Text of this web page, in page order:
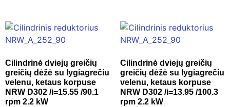
Cilindrinė dviejų greičių
greičių dėžė su lygiagrečiu
velenu, ketaus korpuse
NRW D302 /i=15.55 /90.1
rpm 2.2 kW
Cilindrinė dviejų greičių
greičių dėžė su lygiagrečiu
velenu, ketaus korpuse
NRW D302 /i=13.95 /100.3
rpm 2.2 kW